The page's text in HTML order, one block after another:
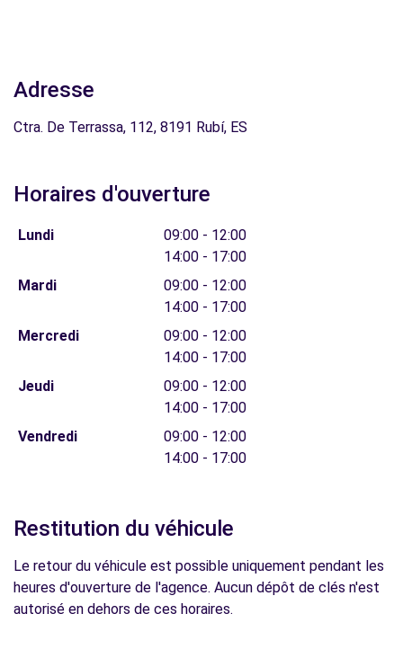
Adresse
Ctra. De Terrassa, 112, 8191 Rubí, ES
Horaires d'ouverture
Lundi
09:00 - 12:00
14:00 - 17:00
Mardi
09:00 - 12:00
14:00 - 17:00
Mercredi
09:00 - 12:00
14:00 - 17:00
Jeudi
09:00 - 12:00
14:00 - 17:00
Vendredi
09:00 - 12:00
14:00 - 17:00
Restitution du véhicule
Le retour du véhicule est possible uniquement pendant les
heures d'ouverture de l'agence. Aucun dépôt de clés n'est
autorisé en dehors de ces horaires.